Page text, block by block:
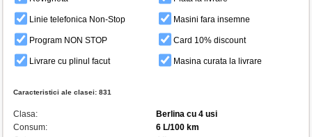
Caracteristici ale clasei: 831
Clasa:
Berlina cu 4 usi
Consum:
6 L/100 km
Linie telefonica Non-Stop Masini fara insemne
Program NON STOP Card 10% discount
Livrare cu plinul facut Masina curata la livrare